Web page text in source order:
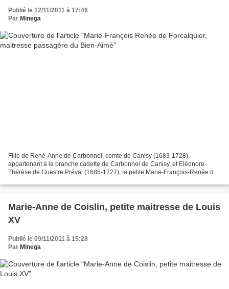
Publié le 12/11/2011 à 17:46
Par Minega
Fille de René-Anne de Carbonnel, comte de Canisy (1683-1728),
appartenant à la branche cadette de Carbonnel de Canisy, et Eléonore-
Thérèse de Guestre Préval (1685-1727), la petite Marie-François-Renée de
Marie-Anne de Coislin, petite maitresse de Louis
XV
Publié le 09/11/2011 à 15:28
Par Minega